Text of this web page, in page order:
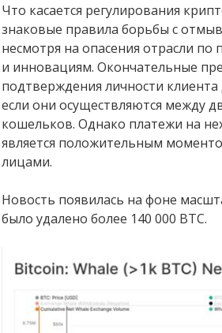
Что касается регулирования
знаковые правила борьбы с
несмотря на опасения отрасли
и инновациям. Окончательные
подтверждения личности
если они осуществляются между
кошельков. Однако платежи на
является положительным
лицами.
Новость появилась на фоне
было удалено более 140 000 BTC.